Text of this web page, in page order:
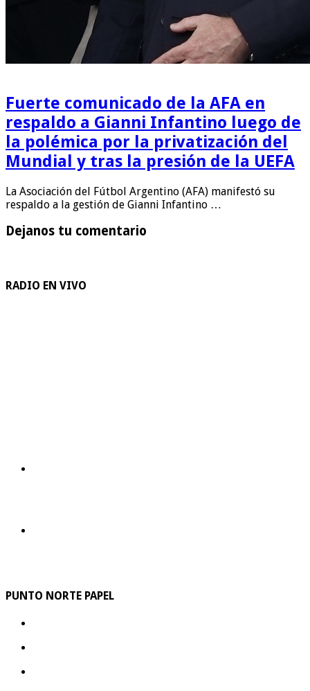
Fuerte comunicado de la AFA en
respaldo a Gianni Infantino luego de
la polémica por la privatización del
Mundial y tras la presión de la UEFA
La Asociación del Fútbol Argentino (AFA) manifestó su
respaldo a la gestión de Gianni Infantino …
Dejanos tu comentario
RADIO EN VIVO
PUNTO NORTE PAPEL